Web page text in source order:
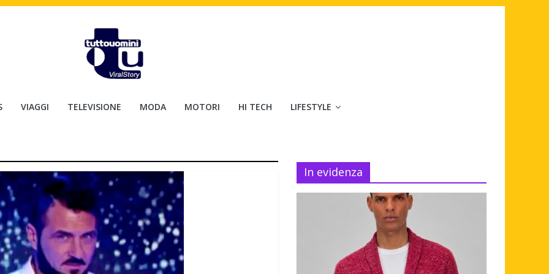
VIAGGI TELEVISIONE MODA MOTORI HI TECH LIFESTYLE
In evidenza